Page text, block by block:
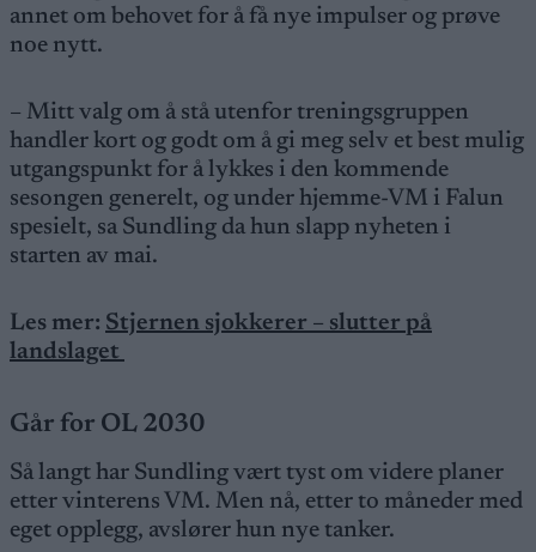
annet om behovet for å få nye impulser og prøve
noe nytt.
– Mitt valg om å stå utenfor treningsgruppen
handler kort og godt om å gi meg selv et best mulig
utgangspunkt for å lykkes i den kommende
sesongen generelt, og under hjemme-VM i Falun
spesielt, sa Sundling da hun slapp nyheten i
starten av mai.
Les mer: Stjernen sjokkerer – slutter på
landslaget
Går for OL 2030
Så langt har Sundling vært tyst om videre planer
etter vinterens VM. Men nå, etter to måneder med
eget opplegg, avslører hun nye tanker.